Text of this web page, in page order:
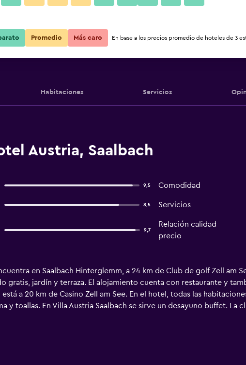
Habitaciones Servicios
Austria, Saalbach
9,5 Comodidad
8,5 Servicios
9,7
Relación calidad-
precio
en Saalbach Hinterglemm, a 24 km de Club de golf Zell am
gratis, jardín y terraza. El alojamiento cuenta con restaurante y
a 20 km de Casino Zell am See. En el hotel, todas las
y toallas. En Villa Austria Saalbach se sirve un desayuno buffet. La
como esquí. Estación de tren de Zell am See está a 20
está a 90 km.
Promedio Más caro En base a los precios promedio de hoteles de 3